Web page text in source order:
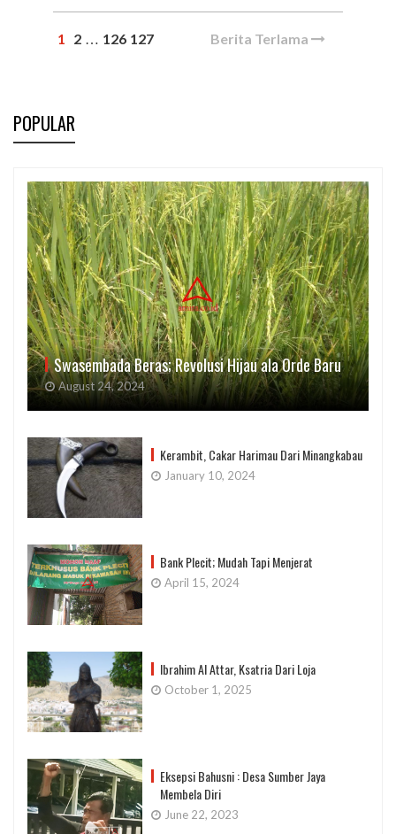
1 2 … 126 127 Berita Terlama
POPULAR
Swasembada Beras; Revolusi Hijau ala Orde Baru
August 24, 2024
Kerambit, Cakar Harimau Dari Minangkabau
January 10, 2024
Bank Plecit; Mudah Tapi Menjerat
April 15, 2024
Ibrahim Al Attar, Ksatria Dari Loja
October 1, 2025
Eksepsi Bahusni : Desa Sumber Jaya
Membela Diri
June 22, 2023